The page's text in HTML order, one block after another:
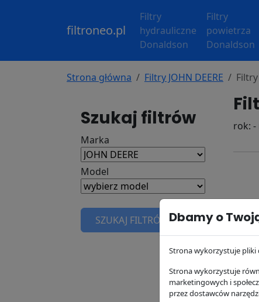
filtroneo.pl
Filtry
hydrauliczne
Donaldson
Filtry
powietrza
Donaldson
Strona główna Filtry JOHN DEERE Filtry
Szukaj filtrów
Marka
Model
SZUKAJ FILTRÓW
rok: -
Filtr
Dbamy o
Strona wykorzystuje pliki
Strona wykorzystuje
marketingowych i
przez dostawców